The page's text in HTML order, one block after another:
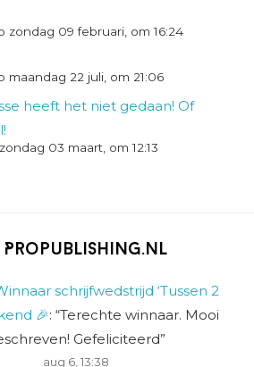
zondag 09 februari, om 16:24
maandag 22 juli, om 21:06
heeft het niet gedaan! Of
03 maart, om 12:13
Propublishing.nl
schrijfwedstrijd ‘Tussen 2
🎉: “Terechte winnaar. Mooi
Gefeliciteerd”
aug 6, 13:38